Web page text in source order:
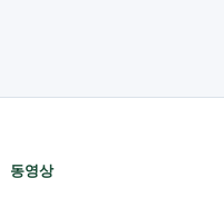
동영상